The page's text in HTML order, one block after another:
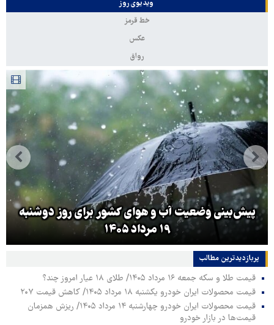
ویدیوی روز
خط قرمز
عکس
رواق
پیش‌بینی وضعیت آب و هوای کشور برای روز دوشنبه
۱۹ مرداد ۱۴۰۵
پربازدیدترین‌ مطالب
قیمت طلا و سکه جمعه ۱۶ مرداد ۱۴۰۵/ طلای ۱۸ عیار امروز چند؟
قیمت محصولات ایران خودرو یکشنبه ۱۸ مرداد ۱۴۰۵/ کاهش قیمت ۲۰۷
قیمت محصولات ایران خودرو چهارشنبه ۱۴ مرداد ۱۴۰۵/ ریزش همزمان
قیمت‌ها در بازار خودرو